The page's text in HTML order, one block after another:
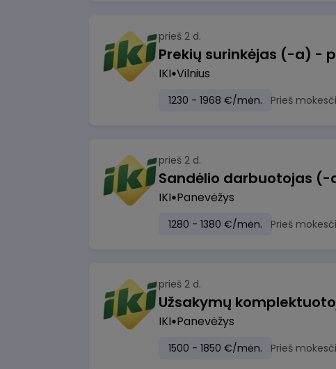
prieš 2 d.
IKI Vilnius
1230 - 1968 €/mėn. Prieš
prieš 2 d.
IKI Panevėžys
1280 - 1380 €/mėn. Prieš
prieš 2 d.
IKI Panevėžys
1500 - 1850 €/mėn. Prieš